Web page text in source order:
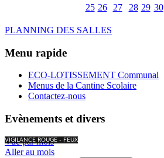
25 26 27 28 29 30
PLANNING DES SALLES
Menu rapide
ECO-LOTISSEMENT Communal
Menus de la Cantine Scolaire
Contactez-nous
Evènements et divers
VIGILANCE ROUGE - FEUX
Vue par mois
Aller au mois